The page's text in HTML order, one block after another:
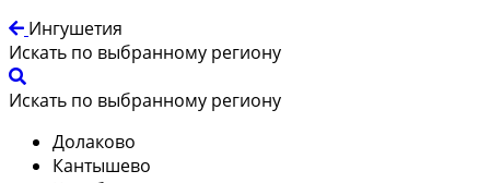
Ингушетия
Искать по выбранному региону
Искать по выбранному региону
Долаково
Кантышево